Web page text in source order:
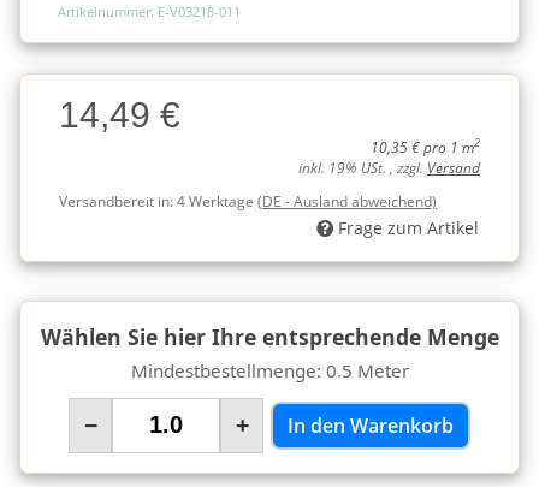
Artikelnummer: E-V03218-011
Charge
Charge14,49 €
10,35 € pro 1 m2
inkl. 19% USt. , zzgl. Versand
Versandbereit in:4 Werktage (DE - Ausland abweichend)
Frage zum Artikel
Wählen Sie hier Ihre entsprechende Menge
Mindestbestellmenge: 0.5 Meter
− + In den Warenkorb